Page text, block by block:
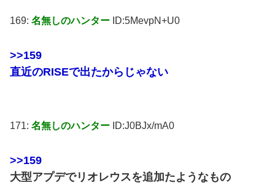
169: 名無しのハンター ID:5MevpN+U0
>>159
直近のRISEで出たからじゃない
171: 名無しのハンター ID:J0BJx/mA0
>>159
大型アプデでリオレウスを追加たようなもの